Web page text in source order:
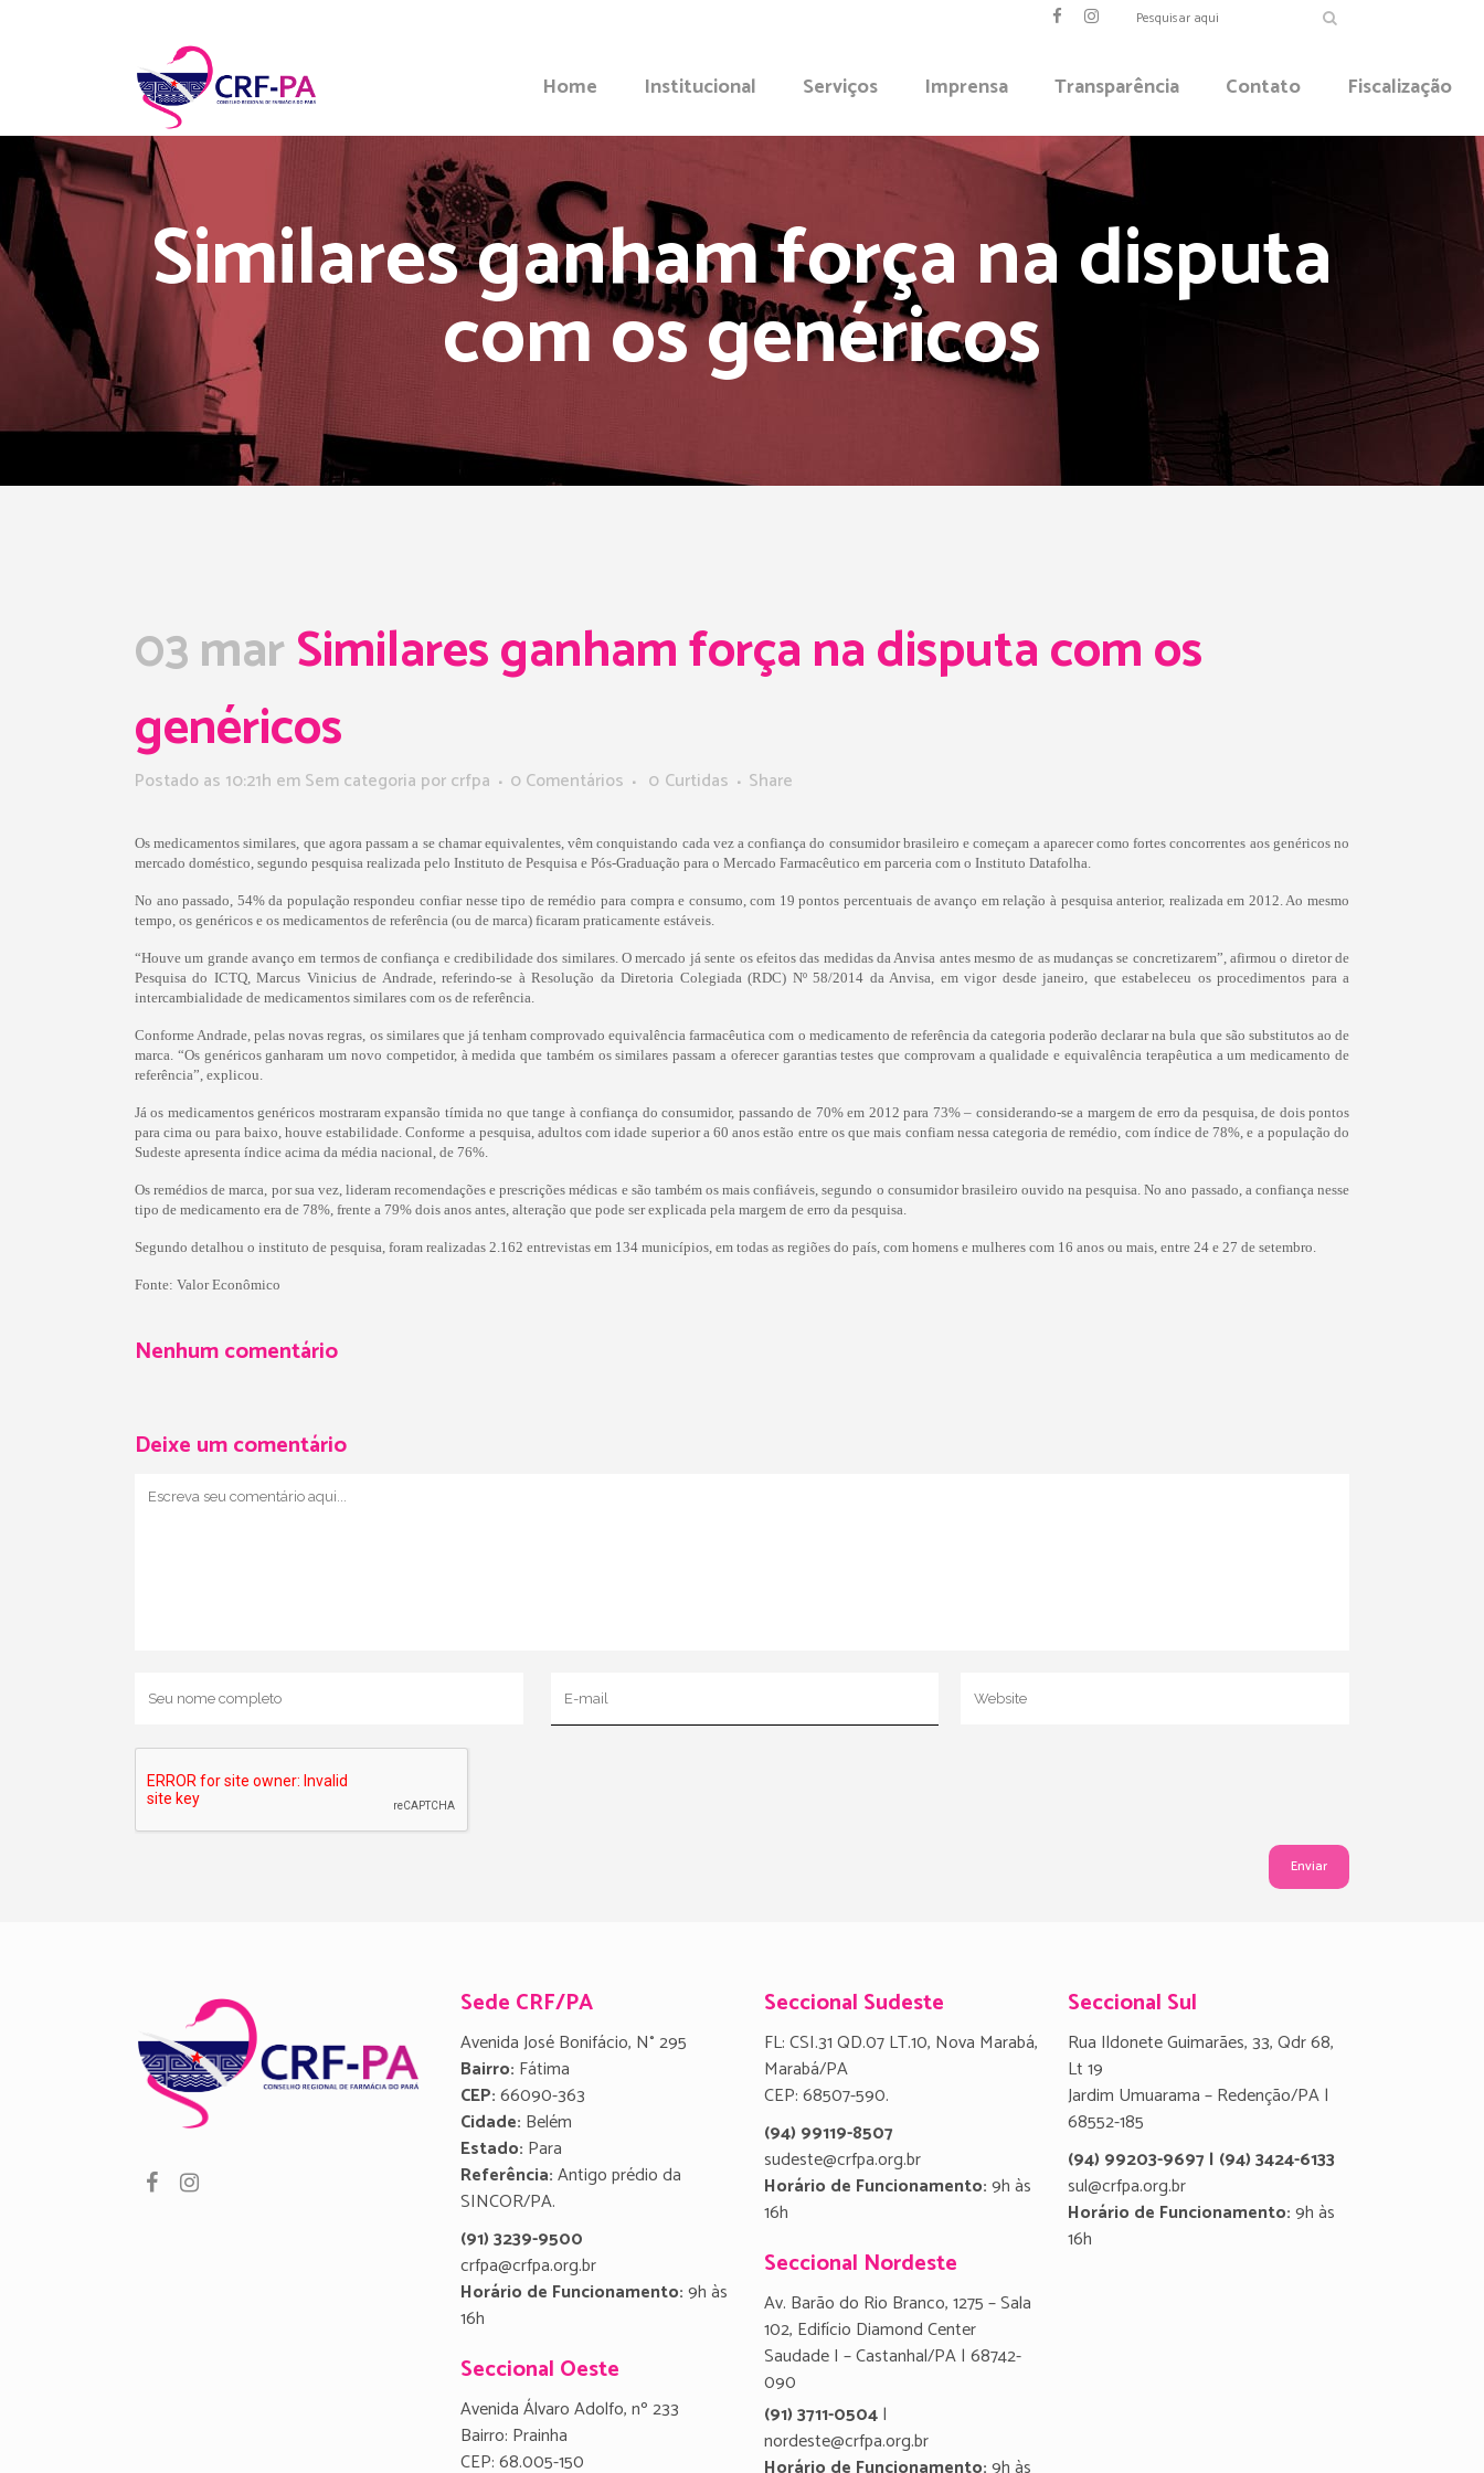
Home Institucional Serviços Imprensa Transparência Contato Fiscalização
Similares ganham força na disputa
com os genéricos
03 marSimilares ganham força na disputa com os
genéricos
Postado as 10:21h em Sem categoria porcrfpa 0 Comentários 0 Curtidas Share
Os medicamentos similares, que agora passam a se chamar equivalentes, vêm conquistando cada vez a confiança do consumidor brasileiro e começam a aparecer como fortes concorrentes aos genéricos no
mercado doméstico, segundo pesquisa realizada pelo Instituto de Pesquisa e Pós-Graduação para o Mercado Farmacêutico em parceria com o Instituto Datafolha.
No ano passado, 54% da população respondeu confiar nesse tipo de remédio para compra e consumo, com 19 pontos percentuais de avanço em relação à pesquisa anterior, realizada em 2012. Ao mesmo
tempo, os genéricos e os medicamentos de referência (ou de marca) ficaram praticamente estáveis.
“Houve um grande avanço em termos de confiança e credibilidade dos similares. O mercado já sente os efeitos das medidas da Anvisa antes mesmo de as mudanças se concretizarem”, afirmou o diretor de
Pesquisa do ICTQ, Marcus Vinicius de Andrade, referindo-se à Resolução da Diretoria Colegiada (RDC) Nº 58/2014 da Anvisa, em vigor desde janeiro, que estabeleceu os procedimentos para a
intercambialidade de medicamentos similares com os de referência.
Conforme Andrade, pelas novas regras, os similares que já tenham comprovado equivalência farmacêutica com o medicamento de referência da categoria poderão declarar na bula que são substitutos ao de
marca. “Os genéricos ganharam um novo competidor, à medida que também os similares passam a oferecer garantias testes que comprovam a qualidade e equivalência terapêutica a um medicamento de
referência”, explicou.
Já os medicamentos genéricos mostraram expansão tímida no que tange à confiança do consumidor, passando de 70% em 2012 para 73% – considerando-se a margem de erro da pesquisa, de dois pontos
para cima ou para baixo, houve estabilidade. Conforme a pesquisa, adultos com idade superior a 60 anos estão entre os que mais confiam nessa categoria de remédio, com índice de 78%, e a população do
Sudeste apresenta índice acima da média nacional, de 76%.
Os remédios de marca, por sua vez, lideram recomendações e prescrições médicas e são também os mais confiáveis, segundo o consumidor brasileiro ouvido na pesquisa. No ano passado, a confiança nesse
tipo de medicamento era de 78%, frente a 79% dois anos antes, alteração que pode ser explicada pela margem de erro da pesquisa.
Segundo detalhou o instituto de pesquisa, foram realizadas 2.162 entrevistas em 134 municípios, em todas as regiões do país, com homens e mulheres com 16 anos ou mais, entre 24 e 27 de setembro.
Fonte: Valor Econômico
Nenhum comentário
Deixe um comentário
Sede CRF/PA
Avenida José Bonifácio, N° 295
Bairro: Fátima
CEP:66090-363
Cidade: Belém
Estado: Para
Referência:Antigo prédio da
SINCOR/PA.
(91) 3239-9500
crfpa@crfpa.org.br
Horário de Funcionamento:9h às
16h
Seccional Oeste
Avenida Álvaro Adolfo, nº 233
Bairro: Prainha
CEP: 68.005-150
Seccional Sudeste
FL: CSI.31 QD.07 LT.10, Nova Marabá,
Marabá/PA
CEP: 68507-590.
(94) 99119-8507
sudeste@crfpa.org.br
Horário de Funcionamento:9h às
16h
Seccional Nordeste
Av. Barão do Rio Branco, 1275 – Sala
102, Edifício Diamond Center
Saudade I – Castanhal/PA | 68742-
090
(91) 3711-0504|
nordeste@crfpa.org.br
Seccional Sul
Rua Ildonete Guimarães, 33, Qdr 68,
Lt 19
Jardim Umuarama – Redenção/PA |
68552-185
(94) 99203-9697 | (94) 3424-6133
sul@crfpa.org.br
Horário de Funcionamento:9h às
16h